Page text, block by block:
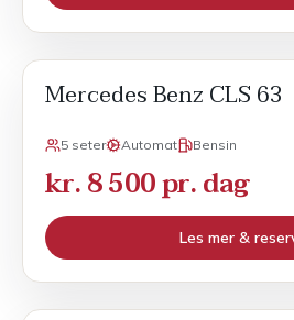
Mercedes Benz CLS 63
5 seter Automat Bensin
kr. 8 500 pr. dag
Les mer &